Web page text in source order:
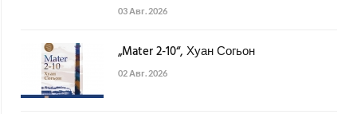
03 Авг. 2026
„Mater 2-10“, Хуан Согьон
02 Авг. 2026